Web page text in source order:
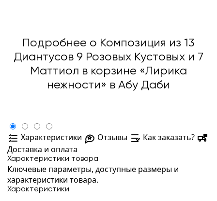
Подробнее о Композиция из 13
Диантусов 9 Розовых Кустовых и 7
Маттиол в корзине «Лирика
нежности» в Абу Даби
Характеристики Отзывы
Как заказать?
Доставка и оплата
Характеристики товара
Ключевые параметры, доступные размеры и
характеристики товара.
Характеристики